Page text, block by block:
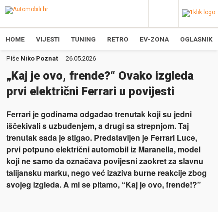
HOME VIJESTI TUNING RETRO EV-ZONA OGLASNIK
Piše Niko Poznat 26.05.2026
„Kaj je ovo, frende?“ Ovako izgleda
prvi električni Ferrari u povijesti
Ferrari je godinama odgađao trenutak koji su jedni
iščekivali s uzbuđenjem, a drugi sa strepnjom. Taj
trenutak sada je stigao. Predstavljen je Ferrari Luce,
prvi potpuno električni automobil iz Maranella, model
koji ne samo da označava povijesni zaokret za slavnu
talijansku marku, nego već izaziva burne reakcije zbog
svojeg izgleda. A mi se pitamo, “Kaj je ovo, frende!?”